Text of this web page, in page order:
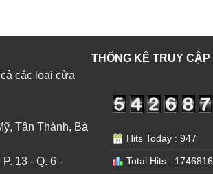
các loai cửa
Tân Thành, Bà
13 - Q. 6 -
THỐNG KÊ TRUY CẬP
Hits Today : 947
Total Hits : 1746816